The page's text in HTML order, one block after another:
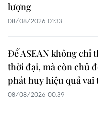
lượng
08/08/2026 01:33
Để ASEAN không chỉ
thời đại, mà còn chủ
phát huy hiệu quả vai
08/08/2026 00:39